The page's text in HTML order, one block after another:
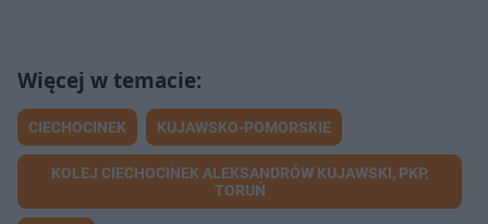
CIECHOCINEK KUJAWSKO-POMORSKIE
KOLEJ CIECHOCINEK ALEKSANDRÓW KUJAWSKI, PKP,
TORUŃ